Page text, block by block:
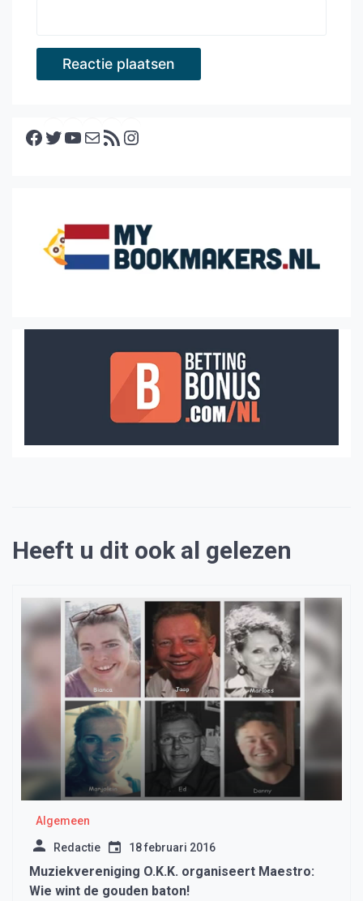
Facebook Twitter YouTube E-mail RSS feed
Heeft u dit ook al gelezen
Algemeen
Redactie 18 februari 2016
Muziekvereniging O.K.K. organiseert Maestro:
Wie wint de gouden baton!